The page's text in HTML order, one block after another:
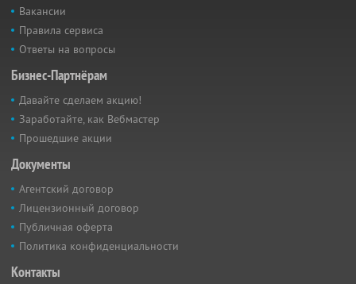
Вакансии
Правила сервиса
Ответы на вопросы
Бизнес-Партнёрам
Давайте сделаем акцию!
Заработайте, как Вебмастер
Прошедшие акции
Документы
Агентский договор
Лицензионный договор
Публичная оферта
Политика конфиденциальности
Контакты